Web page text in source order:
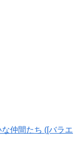
仲間たち ([バラエ